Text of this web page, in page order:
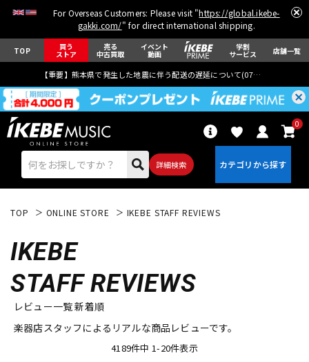
For Overseas Customers: Please visit "https://global.ikebe-
gakki.com/" for direct international shipping.
TOP 買う
ストア
売る
中古買取
イベント
動画
学割
サービス 店舗一覧
【重要】熊本県で発生した地震に伴う配送の遅延について(07月29日
詳細検索
0
エレキギター
ベース ウクレレ
TOP ONLINE STORE IKEBE STAFF REVIEWS
IKEBE
STAFF REVIEWS
レビュー一覧 新着順
楽器店スタッフによるリアルな商品レビューです。
4189件中 1-20件表示